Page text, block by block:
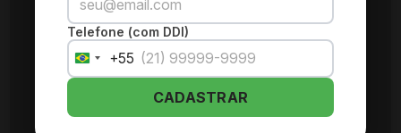
Telefone (com DDI)
Brazil
+55
+55
CADASTRAR